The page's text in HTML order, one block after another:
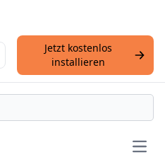
Jetzt kostenlos
installieren